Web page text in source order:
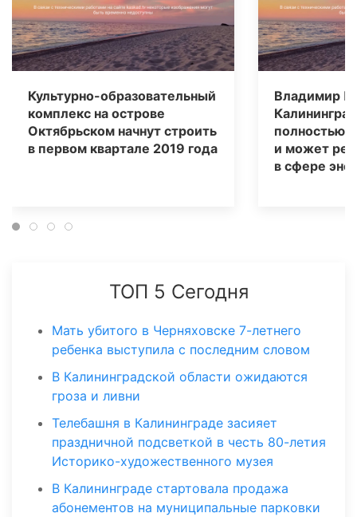
Культурно-образовательный
комплекс на острове
Октябрьском начнут строить
в первом квартале 2019 года
Владимир
полностью
и может
в сфере
ТОП 5 Сегодня
Мать убитого в Черняховске 7-летнего
ребенка выступила с последним словом
В Калининградской области ожидаются
гроза и ливни
Телебашня в Калининграде засияет
праздничной подсветкой в честь 80-летия
Историко-художественного музея
В Калининграде стартовала продажа
абонементов на муниципальные парковки